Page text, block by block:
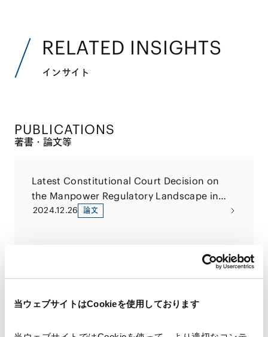
当ウェブサイトはCookieを使用しております
RELATED INSIGHTS
インサイト
PUBLICATIONS
著書・論文等
Latest Constitutional Court Decision on
the Manpower Regulatory Landscape in
Indonesia
2024.12.26 論文
海外紛争解決トレンド（46）インドネシア最
の強化